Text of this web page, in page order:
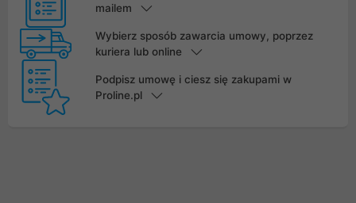
mailem
Wybierz sposób zawarcia umowy, poprzez
kuriera lub online
Podpisz umowę i ciesz się zakupami w
Proline.pl